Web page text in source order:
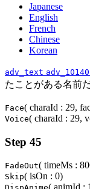
Japanese
English
French
Chinese
Korean
adv_text
たことがある名前
Face( charaId : 29,
Voice( charaId : 29,
Step 45
FadeOut( timeMs :
Skip( isOn : 0)